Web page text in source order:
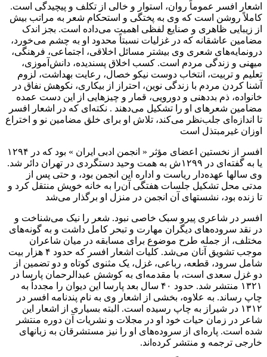
اشعار افسر عموماً روان‌، استوار و خالى‌ از تکلف‌ و پیچیدگى‌ است‌.
کاملاً روشن‌ است‌ که‌ وی‌ به‌ پختگى‌ و استحکام‌ شعر به‌ مراتب‌ بیش‌
از زیبایى‌ ظاهری‌ و صنایع‌ لفظى‌ اهمیت‌ مى‌داده‌ است‌. بجز اندک‌
مضامین‌ عاشقانه‌ که‌ در غزلیات‌ نسبتاً محدود او به‌ چشم‌ مى‌خورد،
درونمایه‌های‌ شعری‌ وی‌ بیشتر مسائل‌ اخلاقى‌، اجتماعى‌، فرهنگى‌،
میهنى‌ و زندگى‌ مردم‌ است‌. کسب‌ اخلاق‌ پسندیده‌، دانش‌آموزی‌،
تعلیم‌ و تربیت‌، انتخاب‌ دوست‌ نیکو خصال‌، رعایت‌ بهداشت‌، لزوم‌
آشنا کردن‌ مردم‌ با زندگى‌ نوین‌، احتراز از بیکاری‌، نکوهش‌ نفاق‌ در
خانواده‌، ذم‌ بددهنى‌ و دورویى‌، قمار و چیزهایى‌ از این‌ دست‌ عمده‌
مضامین‌ شعرهای‌ او را تشکیل‌ مى‌دهند . نکته‌ای‌ که‌ در اشعار افسر
تا اندازه‌ای‌ جلب‌نظر مى‌کند، تلاش‌ او برای‌ خلق‌ مضامین‌ نو و اختراع‌
اوزان‌ غیرمبتذل‌ است‌
افسر از نخستین‌ اعضای‌ مؤثر « انجمن‌ ادبى‌ ایران‌ » بود که‌ در ۱۲۹۴
یا به‌ گفته‌ای‌ در ۱۲۹۹ش‌ به‌ همت‌ وحید دستگردی‌ در تهران‌ دائر شد.
وی‌ سالها عهده‌دار ریاست‌ و اداره این‌ انجمن‌ بود، و حتى‌ پس‌ از
مدتى‌ محل‌ تشکیل‌ جلسات‌ هفتگى‌ آن‌را به‌ خانه خویش‌ منتقل‌ کرد و
تا زنده‌ بود، نشستهای‌ آن‌ انجمن‌ در منزل‌ او برگذار مى‌شد
افسر در شاعری‌ پیرو سبک‌ خاصى‌ نبود. شعر را نیک‌ مى‌شناخت‌ و
در نقد سروده‌های‌ دیگران‌ مهارت‌ و تبحر کامل‌ داشت‌ و به‌ گونه‌های‌
مختلف‌، از جمله‌ طرح‌ موضوع‌ برای‌ مسابقه‌ در میان‌ شاعران‌
موجب‌ تشویق‌ آنان‌ مى‌شد. کلیات‌ اشعار افسر که‌ حدود ۴ هزار بیت‌
شامل‌ سرود، قطعه‌، رباعى‌، غزل‌، یک‌ مثنوی‌ کوتاه‌ و دو تضمین‌ از
دو غزل‌ سعدی‌ است‌، با مقدمه‌ای‌ به‌ کوشش‌ عبدالرحمان‌ پارسا در
۱۳۲۱‌ منتشر شد. حدود ۴۰ سال‌ بعد پارسا این‌ دیوان‌ را مجدداً به‌
چاپ‌ رساند. به‌ علاوه‌، بخشى‌ از اشعار وی‌ به‌ نام‌ پندنامه افسر در
۱۳۱۲‌ در شیراز به‌ چاپ‌ رسیده‌ است‌. البته‌ بسیاری‌ از اشعار این‌
شاعر در زمان‌ حیات‌ خود او در مجلات‌ و نشریات‌ آن‌ دوره‌ منتشر
شده‌ است‌. پاره‌ای‌ از سروده‌های‌ او را نیز مستشرقان‌ به‌ زبانهای‌
خارجى‌ ترجمه‌ و منتشر کرده‌اند.